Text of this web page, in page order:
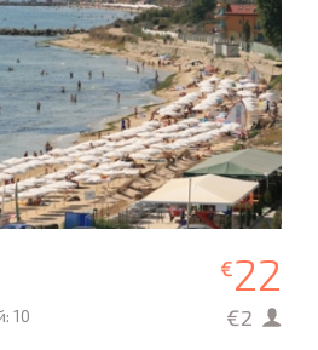
10
€22
€2